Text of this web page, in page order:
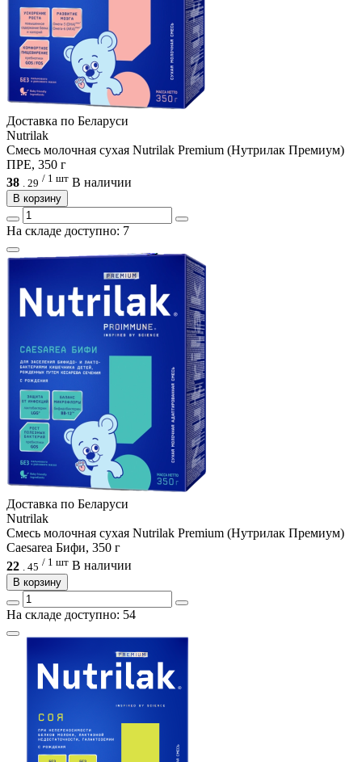
Доcтавка по Беларуси
Nutrilak
Смесь молочная сухая Nutrilak Premium (Нутрилак Премиум)
ПРЕ, 350 г
38 . 29 / 1 шт В наличии
В корзину
На складе доступно: 7
Доcтавка по Беларуси
Nutrilak
Смесь молочная сухая Nutrilak Premium (Нутрилак Премиум)
Caesarea Бифи, 350 г
22
45 / 1 шт В наличии
В корзину
На складе доступно: 54